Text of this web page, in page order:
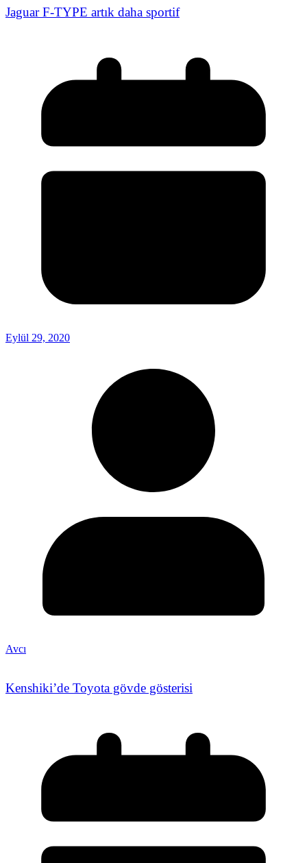
Jaguar F-TYPE artık daha sportif
Eylül 29, 2020
Avcı
Kenshiki’de Toyota gövde gösterisi